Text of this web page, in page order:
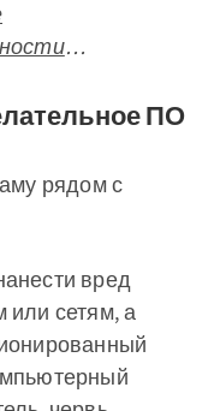
…
ПО
рядом с
вред
или сетям, а